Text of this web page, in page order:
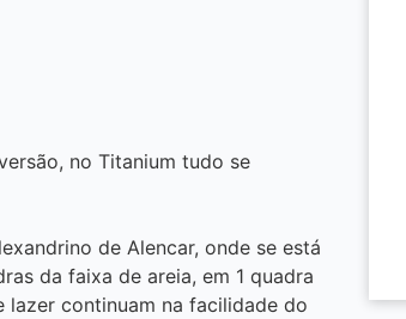
no Titanium tudo se
de Alencar, onde se está
da faixa de areia, em 1 quadra
lazer continuam na facilidade do